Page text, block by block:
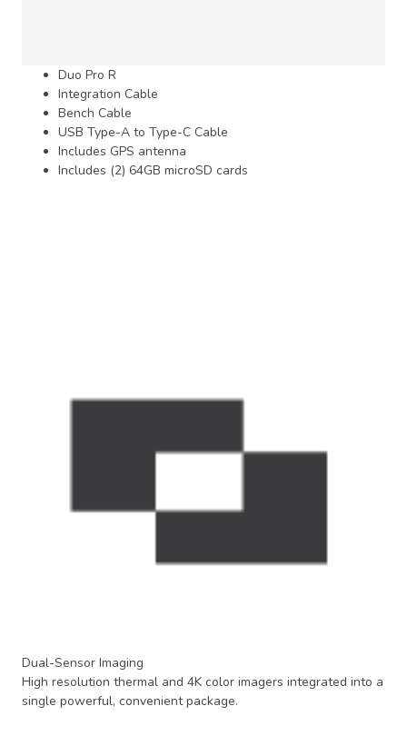
Duo Pro R
Integration Cable
Bench Cable
USB Type-A to Type-C Cable
Includes GPS antenna
Includes (2) 64GB microSD cards
Dual-Sensor Imaging
High resolution thermal and 4K color imagers integrated into a
single powerful, convenient package.